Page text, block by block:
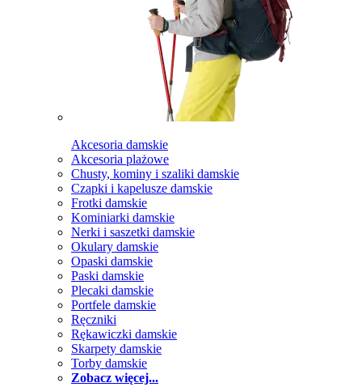
Akcesoria damskie
Akcesoria plażowe
Chusty, kominy i szaliki damskie
Czapki i kapelusze damskie
Frotki damskie
Kominiarki damskie
Nerki i saszetki damskie
Okulary damskie
Opaski damskie
Paski damskie
Plecaki damskie
Portfele damskie
Ręczniki
Rękawiczki damskie
Skarpety damskie
Torby damskie
Zobacz więcej...